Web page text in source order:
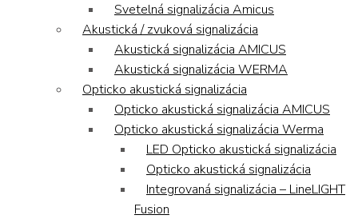
Svetelná signalizácia Amicus
Akustická / zvuková signalizácia
Akustická signalizácia AMICUS
Akustická signalizácia WERMA
Opticko akustická signalizácia
Opticko akustická signalizácia AMICUS
Opticko akustická signalizácia Werma
LED Opticko akustická signalizácia
Opticko akustická signalizácia
Integrovaná signalizácia – LineLIGHT
Fusion